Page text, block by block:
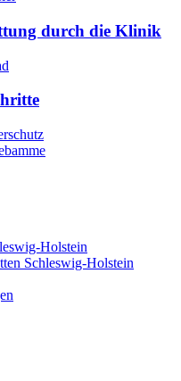
durch die Klinik
Holstein
Schleswig-Holstein